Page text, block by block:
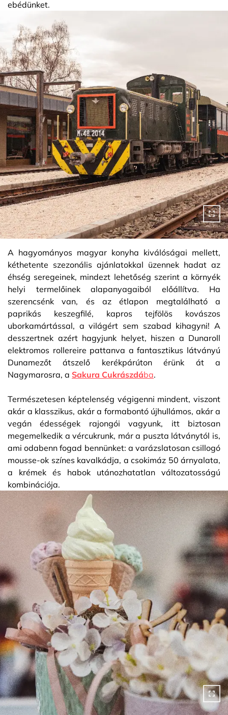
ebédünket.
A hagyományos magyar konyha kiválóságai mellett,
kéthetente szezonális ajánlatokkal üzennek hadat az
éhség seregeinek, mindezt lehetőség szerint a környék
helyi termelőinek alapanyagaiból előállítva. Ha
szerencsénk van, és az étlapon megtalálható a
paprikás keszegfilé, kapros tejfölös kovászos
uborkamártással, a világért sem szabad kihagyni! A
desszertnek azért hagyjunk helyet, hiszen a Dunaroll
elektromos rollereire pattanva a fantasztikus látványú
Dunamezőt átszelő kerékpárúton érünk át a
Nagymarosra, a Sakura Cukrászdába.
Természetesen képtelenség végigenni mindent, viszont
akár a klasszikus, akár a formabontó újhullámos, akár a
vegán édességek rajongói vagyunk, itt biztosan
megemelkedik a vércukrunk, már a puszta látványtól is,
ami odabenn fogad bennünket: a varázslatosan csillogó
mousse-ok színes kavalkádja, a csokimáz 50 árnyalata,
a krémek és habok utánozhatatlan változatosságú
kombinációja.